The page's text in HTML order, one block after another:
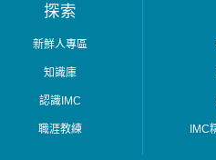
探索
新鮮人專區
知識庫
認識IMC
職涯教練 IMC